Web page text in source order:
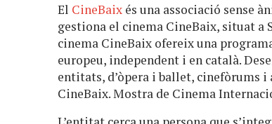
El CineBaix és una associació sense
gestiona el cinema CineBaix, situat a
cinema CineBaix ofereix una
europeu, independent i en català.
entitats, d’òpera i ballet, cinefòrums
CineBaix. Mostra de Cinema